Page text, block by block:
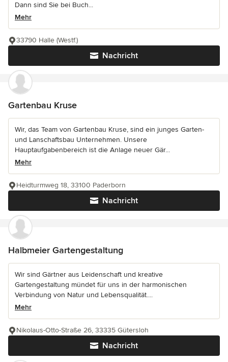
Dann sind Sie bei Buch...
Mehr
Nachricht
33790 Halle (Westf.)
Gartenbau Kruse
Wir, das Team von Gartenbau Kruse, sind ein junges Garten-
und Lanschaftsbau Unternehmen. Unsere
Hauptaufgabenbereich ist die Anlage neuer Gär...
Mehr
Nachricht
Heidturmweg 18, 33100 Paderborn
Halbmeier Gartengestaltung
Wir sind Gärtner aus Leidenschaft und kreative
Gartengestaltung mündet für uns in der harmonischen
Verbindung von Natur und Lebensqualität....
Mehr
Nachricht
Nikolaus-Otto-Straße 26, 33335 Gütersloh